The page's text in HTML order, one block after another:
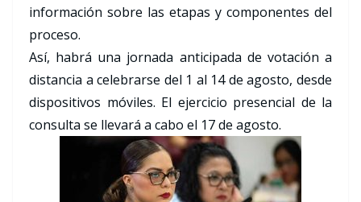
información sobre las etapas y componentes del
proceso.
Así, habrá una jornada anticipada de votación a
distancia a celebrarse del 1 al 14 de agosto, desde
dispositivos móviles. El ejercicio presencial de la
consulta se llevará a cabo el 17 de agosto.